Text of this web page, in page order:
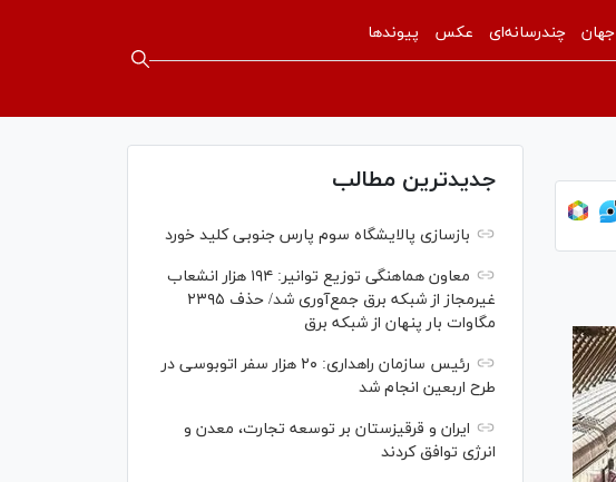
جهان چندرسانه‌ای عکس پیوندها
جدیدترین مطالب
بازسازی پالایشگاه سوم پارس جنوبی کلید خورد
معاون هماهنگی توزیع توانیر: ۱۹۴ هزار انشعاب
غیرمجاز از شبکه برق جمع‌آوری شد/ حذف ۲۳۹۵
مگاوات بار پنهان از شبکه برق
رئیس سازمان راهداری: ۲۰ هزار سفر اتوبوسی در
طرح اربعین انجام شد
ایران و قرقیزستان بر توسعه تجارت، معدن و
انرژی توافق کردند